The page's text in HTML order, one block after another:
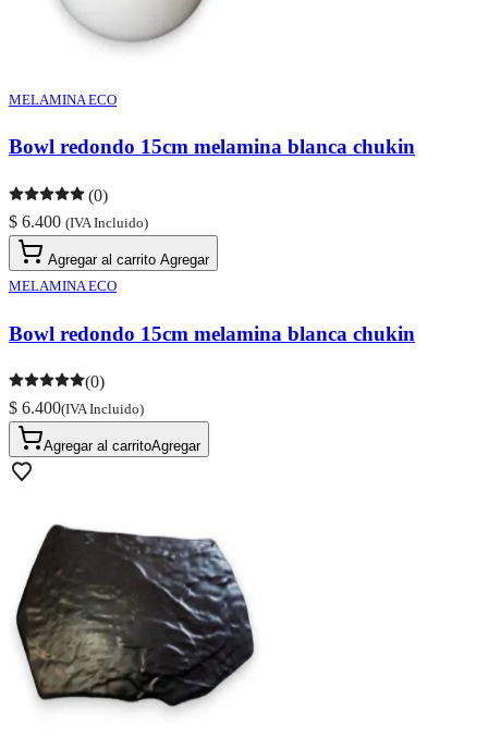
MELAMINA ECO
Bowl redondo 15cm melamina blanca chukin
(0)
$ 6.400 (IVA Incluido)
Agregar al carrito Agregar
MELAMINA ECO
Bowl redondo 15cm melamina blanca chukin
(0)
$ 6.400(IVA Incluido)
Agregar al carritoAgregar